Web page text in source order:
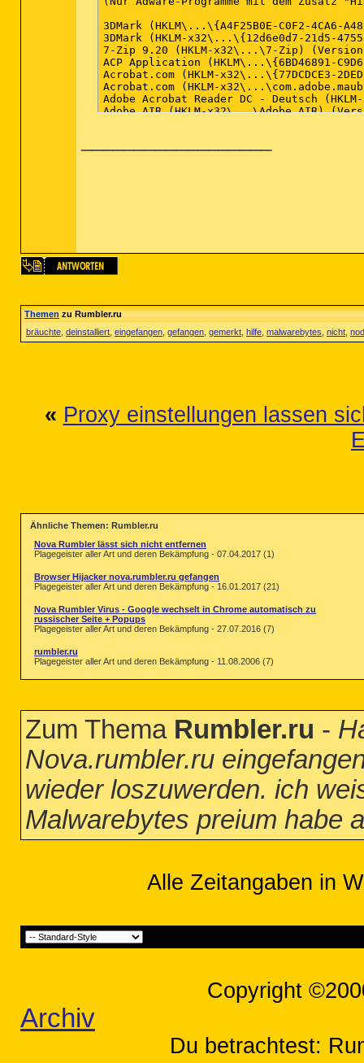
Themenzu Rumbler.ru
bräuchte deinstalliert eingefangen gefangen gemerkt hilfe malwarebytes nicht
« Proxy einstellungen lassen
Ähnliche Themen: Rumbler.ru
Nova Rumbler lässt sich nicht entfernen
Plagegeister aller Art und deren Bekämpfung - 07.04.2017 (1)
Browser Hijacker nova.rumbler.ru gefangen
Plagegeister aller Art und deren Bekämpfung - 16.01.2017 (21)
Nova Rumbler Virus - Google wechselt in Chrome automatisch zu
russischer Seite + Popups
Plagegeister aller Art und deren Bekämpfung - 27.07.2016 (7)
rumbler.ru
Plagegeister aller Art und deren Bekämpfung - 11.08.2006 (7)
Zum Thema Rumbler.ru -
Nova.rumbler.ru
wieder loszuwerden. ich
Malwarebytes preium habe
Alle Zeitangaben in
Copyright
Archiv
Du betrachtest: